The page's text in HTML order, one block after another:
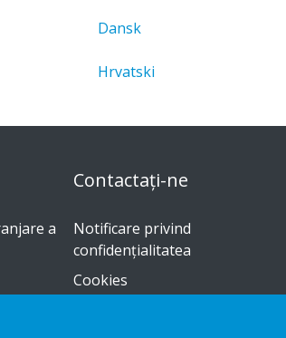
Dansk
Hrvatski
a
Contactați-ne
Notificare privind
confidențialitatea
Cookies